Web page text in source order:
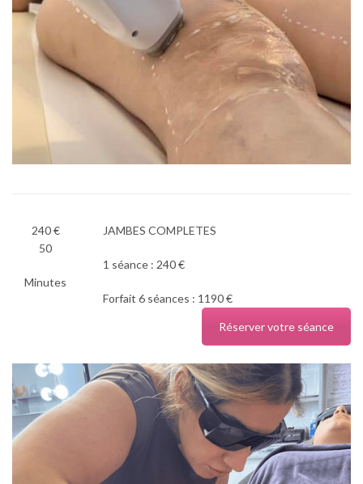
240 €
50
Minutes
JAMBES COMPLETES
1 séance : 240 €
Forfait 6 séances : 1190 €
Réserver votre séance